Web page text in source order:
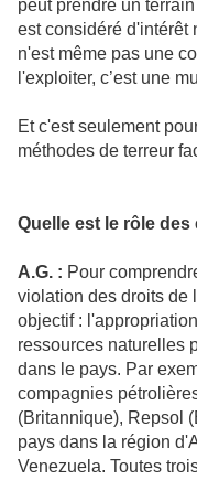
peut prendre un
est considéré d'intérêt
n'est même pas une
l'exploiter, c’est une
Et c'est seulement
méthodes de terreur
Quelle est le rôle
A.G. : Pour
violation des droits de
objectif :
ressources naturelles
dans le pays. Par
compagnies
(Britannique), Repsol
pays dans la région
Venezuela. Toutes